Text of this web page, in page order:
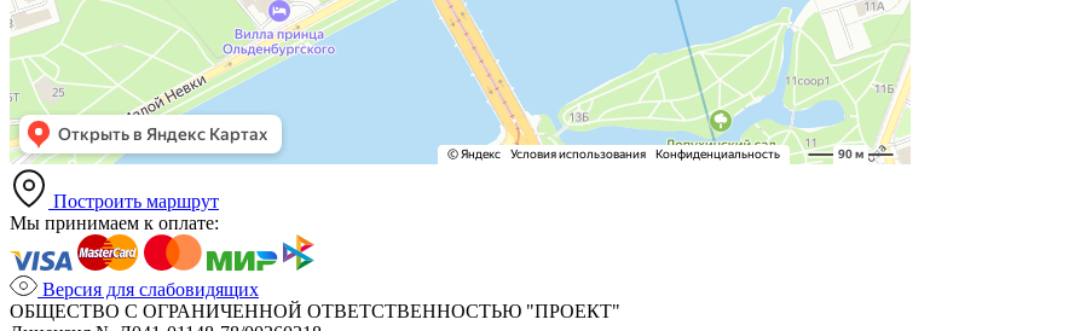
Построить маршрут
Мы принимаем к оплате:
Версия для слабовидящих
ОБЩЕСТВО С ОГРАНИЧЕННОЙ ОТВЕТСТВЕННОСТЬЮ "ПРОЕКТ"